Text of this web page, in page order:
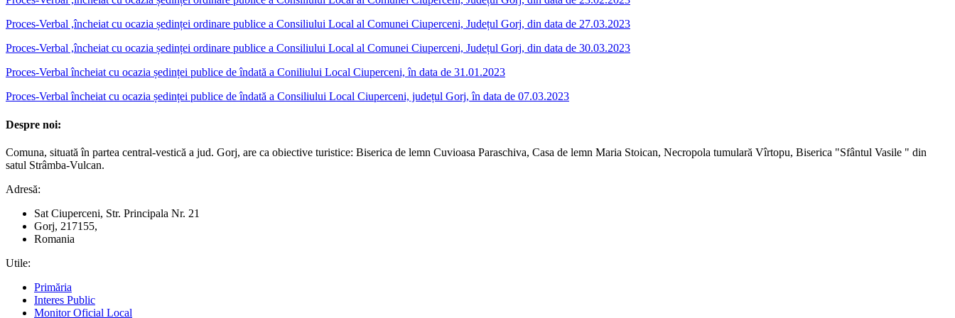
Proces-Verbal ,încheiat cu ocazia ședinței ordinare publice a Consiliului Local al Comunei Ciuperceni, Județul Gorj, din data de 27.03.2023
Proces-Verbal ,încheiat cu ocazia ședinței ordinare publice a Consiliului Local al Comunei Ciuperceni, Județul Gorj, din data de 30.03.2023
Proces-Verbal încheiat cu ocazia ședinței publice de îndată a Coniliului Local Ciuperceni, în data de 31.01.2023
Proces-Verbal încheiat cu ocazia ședinței publice de îndată a Consiliului Local Ciuperceni, județul Gorj, în data de 07.03.2023
Despre noi:
Comuna, situată în partea central-vestică a jud. Gorj, are ca obiective turistice: Biserica de lemn Cuvioasa Paraschiva, Casa de lemn Maria Stoican, Necropola tumulară Vîrtopu, Biserica "Sfântul Vasile " din
satul Strâmba-Vulcan.
Adresă:
Sat Ciuperceni, Str. Principala Nr. 21
Gorj, 217155,
Romania
Utile:
Primăria
Interes Public
Monitor Oficial Local